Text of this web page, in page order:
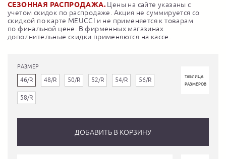
СЕЗОННАЯ РАСПРОДАЖА. Цены на сайте указаны с
учетом скидок по распродаже. Акция не суммируется со
скидкой по карте MEUCCI и не применяется к товарам
по финальной цене. В фирменных магазинах
дополнительные скидки применяются на кассе.
РАЗМЕР
46/R 48/R 50/R 52/R 54/R 56/R
58/R
ТАБЛИЦА
РАЗМЕРОВ
ДОБАВИТЬ В КОРЗИНУ